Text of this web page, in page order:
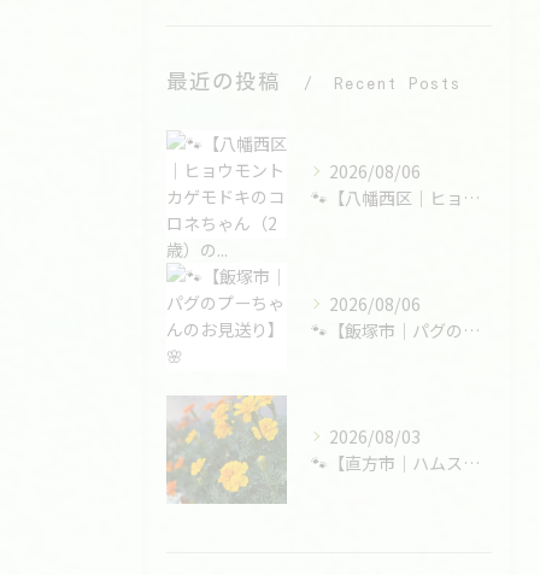
最近の投稿 Recent Posts
2026/08/06
🐾【八幡西区｜ヒョウモントカゲモドキのコロネちゃん（2歳）の...
2026/08/06
🐾【飯塚市｜パグのプーちゃんのお見送り】🌸
2026/08/03
🐾【直方市｜ハムスターの大福くんのお見送り】🌸